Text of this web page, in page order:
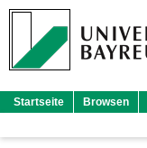
Startseite Browsen